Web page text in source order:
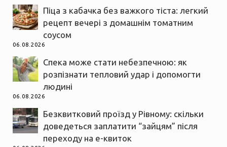
Піца з кабачка без важкого тіста: легкий
рецепт вечері з домашнім томатним
соусом
06.08.2026
Спека може стати небезпечною: як
розпізнати тепловий удар і допомогти
людині
06.08.2026
Безквитковий проїзд у Рівному: скільки
доведеться заплатити “зайцям” після
переходу на е-квиток